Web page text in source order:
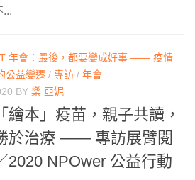
...
年會：最後，都要變成好事 —— 疫情
公益變遷 / 專訪 / 年會
BY 樂 亞妮
繪本」疫苗，親子共讀，
於治療 —— 專訪展臂閱
2020 NPOwer 公益行動